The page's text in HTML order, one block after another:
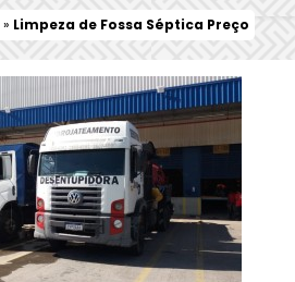
» Limpeza de Fossa Séptica Preço